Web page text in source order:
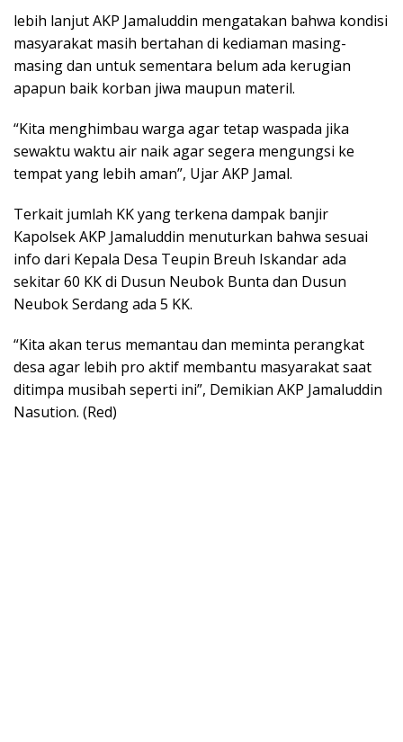
lebih lanjut AKP Jamaluddin mengatakan bahwa kondisi
masyarakat masih bertahan di kediaman masing-
masing dan untuk sementara belum ada kerugian
apapun baik korban jiwa maupun materil.
“Kita menghimbau warga agar tetap waspada jika
sewaktu waktu air naik agar segera mengungsi ke
tempat yang lebih aman”, Ujar AKP Jamal.
Terkait jumlah KK yang terkena dampak banjir
Kapolsek AKP Jamaluddin menuturkan bahwa sesuai
info dari Kepala Desa Teupin Breuh Iskandar ada
sekitar 60 KK di Dusun Neubok Bunta dan Dusun
Neubok Serdang ada 5 KK.
“Kita akan terus memantau dan meminta perangkat
desa agar lebih pro aktif membantu masyarakat saat
ditimpa musibah seperti ini”, Demikian AKP Jamaluddin
Nasution. (Red)